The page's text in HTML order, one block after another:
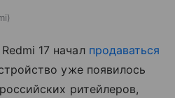
Redmi 17 начал продаваться
уже появилось
ритейлеров,